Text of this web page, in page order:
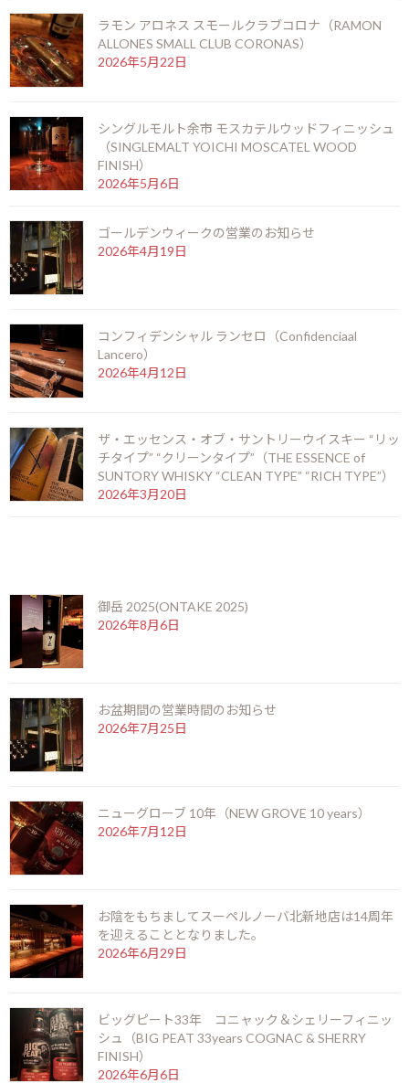
していない国の天然記念物にも指定されている瑠璃色の羽が美し
い鳥のことで、ラベルにもその姿が描かれています。そんなルリカ
ケスラムを20年間樽熟成し、定期的に少量リリースされているの
がこの、小夜曲“セレナーデ”。
た後のような凝縮したサトウキビの甘みが心地良く広がります。
アルコール度数は35度と少し低めですので、ぜひストレートかロ
ックでお愉しみください。
丁寧に真摯に向きあったメイドインジャパンの酒造りへの思い
F
ac
e
b
o
o
k
X Li M
n
g
er
C
y
共
カテゴリー
前の記事
白州25年（HAKUSHU 25years old）
2019年1月27日
御岳 2025(ONTAKE 2025)
お盆期間の営業時間のお知らせ
2026年7月25日
ニューグローブ 10年（NEW GROVE 10 years）
2026年7月12日
ラモン アロネス スモールクラブコロナ（RAMON
ALLONES SMALL CLUB CORONAS）
2026年5月22日
シングルモルト余市 モスカテルウッドフィニッシュ
（SINGLEMALT YOICHI MOSCATEL WOOD
FINISH）
2026年5月6日
ゴールデンウィークの営業のお知らせ
2026年4月19日
コンフィデンシャル ランセロ（Confidenciaal
Lancero）
2026年4月12日
ザ・エッセンス・オブ・サントリーウイスキー “リッ
チタイプ” “クリーンタイプ”（THE ESSENCE of
SUNTORY WHISKY “CLEAN TYPE” “RICH TYPE”）
2026年3月20日
御岳 2025(ONTAKE 2025)
2026年8月6日
お盆期間の営業時間のお知らせ
2026年7月25日
ニューグローブ 10年（NEW GROVE 10 years）
2026年7月12日
お陰をもちましてスーペルノーバ北新地店は14周年
を迎えることとなりました。
2026年6月29日
ビッグピート33年 コニャック＆シェリーフィニッ
シュ（BIG PEAT 33years COGNAC & SHERRY
FINISH）
2026年6月6日